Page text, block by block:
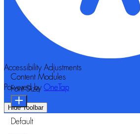
Accessibility Adjustments
Powered by OneTap
Hide Toolbar
Content Modules
Font Size
Default